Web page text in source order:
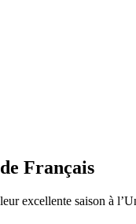
Français
excellente saison à